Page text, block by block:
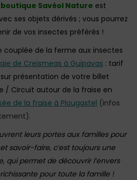
boutique Savéol Nature est
ses objets dérivés ; vous pourrez
de vos insectes préférés !
couplée de la ferme aux insectes
de Creismeas à Guipavas : tarif
présentation de votre billet
/ Circuit autour de la fraise en
de la fraise à Plougastel (infos
leurs portes aux familles pour
savoir-faire, c’est toujours une
qui permet de découvrir l’envers
pour toute la famille !